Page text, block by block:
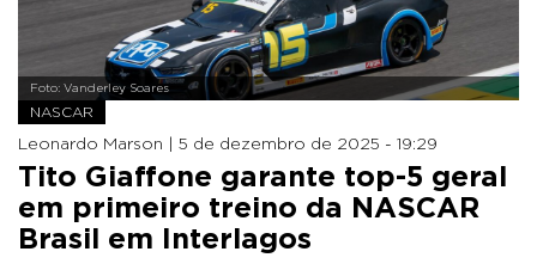
Foto: Vanderley Soares
NASCAR
Leonardo Marson | 5 de dezembro de 2025 - 19:29
Tito Giaffone garante top-5 geral
em primeiro treino da NASCAR
Brasil em Interlagos